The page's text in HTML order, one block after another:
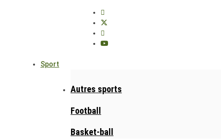
Sport
Autres sports
Football
Basket-ball